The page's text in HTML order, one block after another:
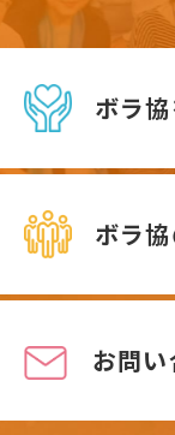
ボラ
ボラ
お問